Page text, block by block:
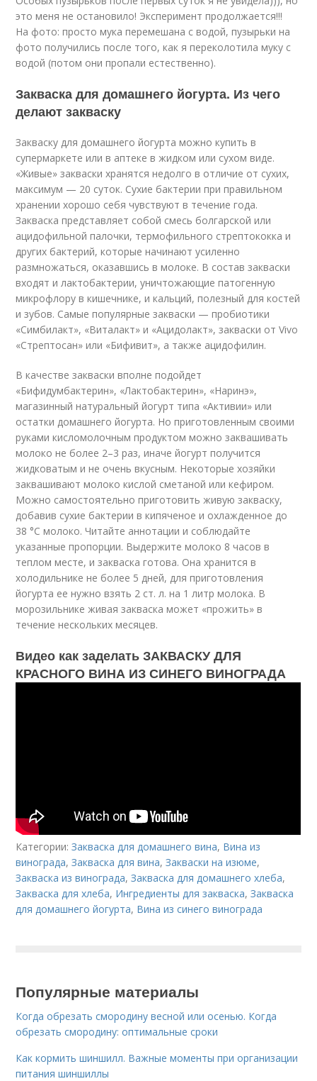
это меня не остановило! Эксперимент продолжается!!!
На фото: просто мука перемешана с водой, пузырьки на
фото получились после того, как я переколотила муку с
водой (потом они пропали естественно).
Закваска для домашнего йогурта. Из чего
делают закваску
Закваску для домашнего йогурта можно купить в
супермаркете или в аптеке в жидком или сухом виде.
«Живые» закваски хранятся недолго в отличие от сухих,
максимум — 20 суток. Сухие бактерии при правильном
хранении хорошо себя чувствуют в течение года.
Закваска представляет собой смесь болгарской или
ацидофильной палочки, термофильного стрептококка и
других бактерий, которые начинают усиленно
размножаться, оказавшись в молоке. В состав закваски
входят и лактобактерии, уничтожающие патогенную
микрофлору в кишечнике, и кальций, полезный для костей
и зубов. Самые популярные закваски — пробиотики
«Симбилакт», «Виталакт» и «Ацидолакт», закваски от Vivo
«Стрептосан» или «Бифивит», а также ацидофилин.
В качестве закваски вполне подойдет
«Бифидумбактерин», «Лактобактерин», «Наринэ»,
магазинный натуральный йогурт типа «Активии» или
остатки домашнего йогурта. Но приготовленным своими
руками кисломолочным продуктом можно заквашивать
молоко не более 2–3 раз, иначе йогурт получится
жидковатым и не очень вкусным. Некоторые хозяйки
заквашивают молоко кислой сметаной или кефиром.
Можно самостоятельно приготовить живую закваску,
добавив сухие бактерии в кипяченое и охлажденное до
38 °С молоко. Читайте аннотации и соблюдайте
указанные пропорции. Выдержите молоко 8 часов в
теплом месте, и закваска готова. Она хранится в
холодильнике не более 5 дней, для приготовления
йогурта ее нужно взять 2 ст. л. на 1 литр молока. В
морозильнике живая закваска может «прожить» в
течение нескольких месяцев.
Видео как заделать ЗАКВАСКУ ДЛЯ
КРАСНОГО ВИНА ИЗ СИНЕГО ВИНОГРАДА
Категории:Закваска для домашнего вина, Вина из
винограда,Закваска для вина,Закваски на изюме,
Закваска из винограда,Закваска для домашнего хлеба,
Закваска для хлеба, Ингредиенты для закваска,Закваска
для домашнего йогурта, Вина из синего винограда
Популярные материалы
Когда обрезать смородину весной или осенью. Когда
обрезать смородину: оптимальные сроки
Как кормить шиншилл. Важные моменты при организации
питания шиншиллы